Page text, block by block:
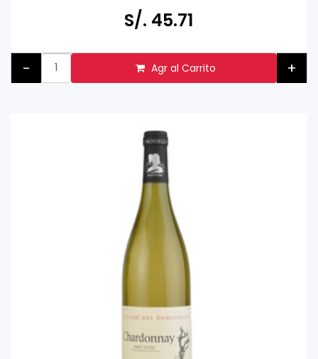
Prohibida su venta a menores de 18 años
S/. 45.71
- Agr al Carrito +